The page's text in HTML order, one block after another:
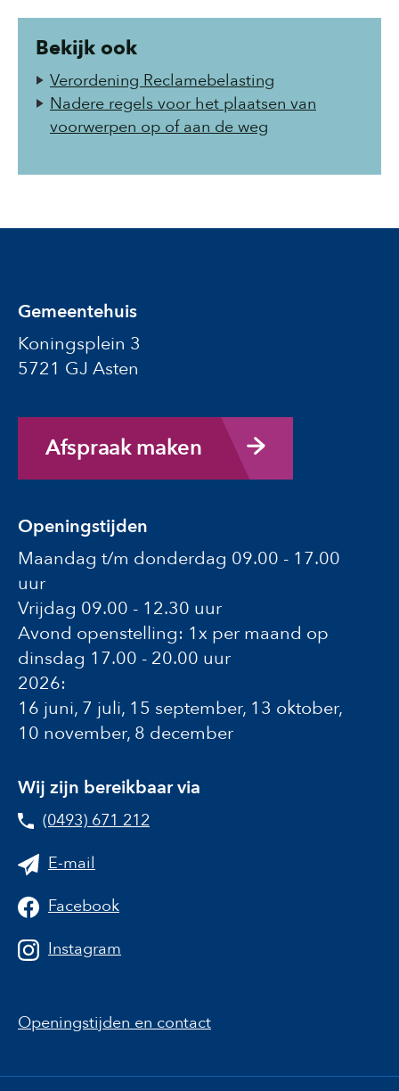
Bekijk ook
Verordening Reclamebelasting
Nadere regels voor het plaatsen van
voorwerpen op of aan de weg
Gemeentehuis
Koningsplein 3
5721 GJ Asten
Afspraak maken
Openingstijden
Maandag t/m donderdag 09.00 - 17.00
uur
Vrijdag 09.00 - 12.30 uur
Avond openstelling: 1x per maand op
dinsdag 17.00 - 20.00 uur
2026:
16 juni, 7 juli, 15 september, 13 oktober,
10 november, 8 december
Wij zijn bereikbaar via
(0493) 671 212
E-mail
Facebook
Instagram
Openingstijden en contact